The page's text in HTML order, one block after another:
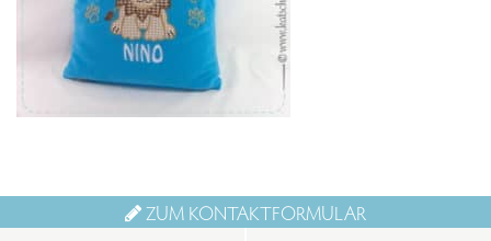
ZUM KONTAKTFORMULAR